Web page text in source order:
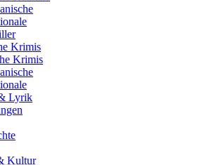
Krimis
Krimis
Lyrik
Kultur